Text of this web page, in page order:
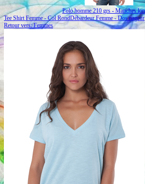
Polo homme 210 grs - Manches
Tee Shirt Femme - Col RondDébardeur Femme - Dos nageur
Retour vers: Femmes